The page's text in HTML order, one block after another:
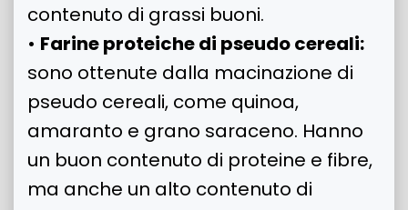
contenuto di grassi buoni.
• Farine proteiche di pseudo cereali:
sono ottenute dalla macinazione di
pseudo cereali, come quinoa,
amaranto e grano saraceno. Hanno
un buon contenuto di proteine e fibre,
ma anche un alto contenuto di